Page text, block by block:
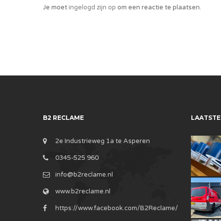
Je moetingelogd zijn op om een reactie te plaatsen.
B2 RECLAME
2e Industrieweg 1a te Asperen
0345-525 960
info@b2reclame.nl
www.b2reclame.nl
https://www.facebook.com/B2Reclame/